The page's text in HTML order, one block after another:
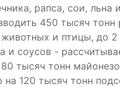
рапса, сои, льна
450 тысяч тонн
и птицы, до 2
и соусов -
тысяч тонн
120 тысяч тонн